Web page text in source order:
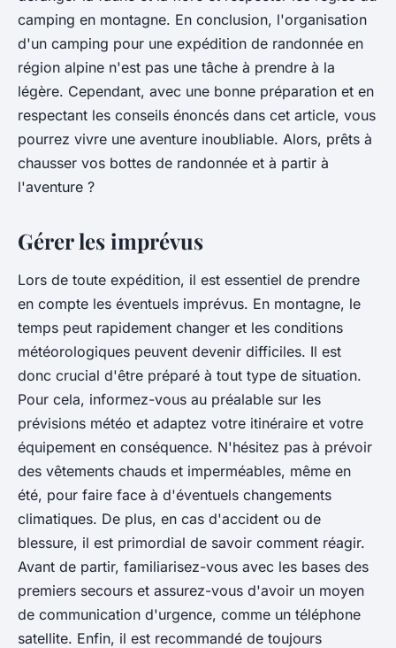
camping en montagne. En conclusion, l'organisation
d'un camping pour une expédition de randonnée en
région alpine n'est pas une tâche à prendre à la
légère. Cependant, avec une bonne préparation et en
respectant les conseils énoncés dans cet article, vous
pourrez vivre une aventure inoubliable. Alors, prêts à
chausser vos bottes de randonnée et à partir à
l'aventure ?
Gérer les imprévus
Lors de toute expédition, il est essentiel de prendre
en compte les éventuels imprévus. En montagne, le
temps peut rapidement changer et les conditions
météorologiques peuvent devenir difficiles. Il est
donc crucial d'être préparé à tout type de situation.
Pour cela, informez-vous au préalable sur les
prévisions météo et adaptez votre itinéraire et votre
équipement en conséquence. N'hésitez pas à prévoir
des vêtements chauds et imperméables, même en
été, pour faire face à d'éventuels changements
climatiques. De plus, en cas d'accident ou de
blessure, il est primordial de savoir comment réagir.
Avant de partir, familiarisez-vous avec les bases des
premiers secours et assurez-vous d'avoir un moyen
de communication d'urgence, comme un téléphone
satellite. Enfin, il est recommandé de toujours